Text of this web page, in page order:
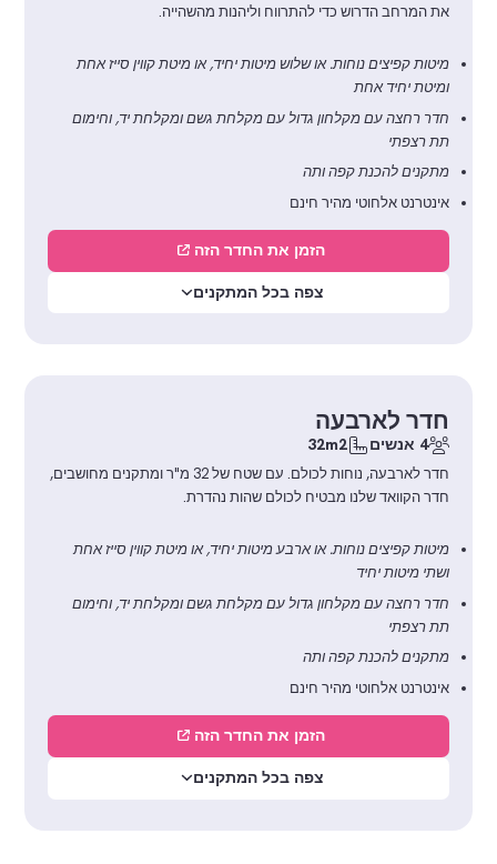
את המרחב הדרוש כדי להתרווח וליהנות מהשהייה.
מיטות קפיצים נוחות. או שלוש מיטות יחיד, או מיטת קווין סייז אחת
ומיטת יחיד אחת
חדר רחצה עם מקלחון גדול עם מקלחת גשם ומקלחת יד, וחימום
תת רצפתי
מתקנים להכנת קפה ותה
אינטרנט אלחוטי מהיר חינם
צפה בכל המתקנים
הזמן את החדר הזה
חדר לארבעה
4 אנשים 32m2
חדר לארבעה, נוחות לכולם. עם שטח של 32 מ"ר ומתקנים מחושבים,
חדר הקוואד שלנו מבטיח לכולם שהות נהדרת.
מיטות קפיצים נוחות. או ארבע מיטות יחיד, או מיטת קווין סייז אחת
ושתי מיטות יחיד
חדר רחצה עם מקלחון גדול עם מקלחת גשם ומקלחת יד, וחימום
תת רצפתי
מתקנים להכנת קפה ותה
אינטרנט אלחוטי מהיר חינם
צפה בכל המתקנים
הזמן את החדר הזה